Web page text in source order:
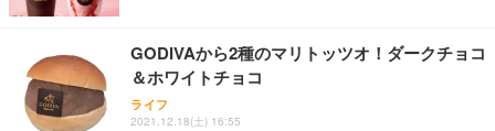
GODIVAから2種のマリトッツオ！ダークチョコ
＆ホワイトチョコ
ライフ
2021.12.18(土) 16:55